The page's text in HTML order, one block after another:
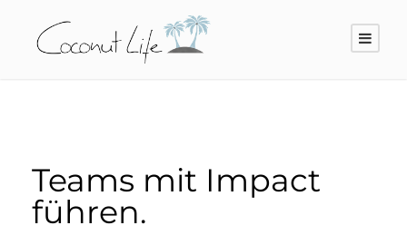
Teams mit Impact
führen.